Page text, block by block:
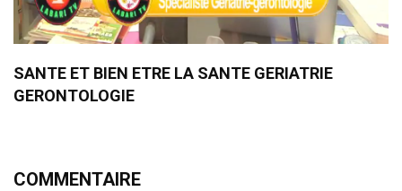
SANTE ET BIEN ETRE LA SANTE GERIATRIE
GERONTOLOGIE
COMMENTAIRE